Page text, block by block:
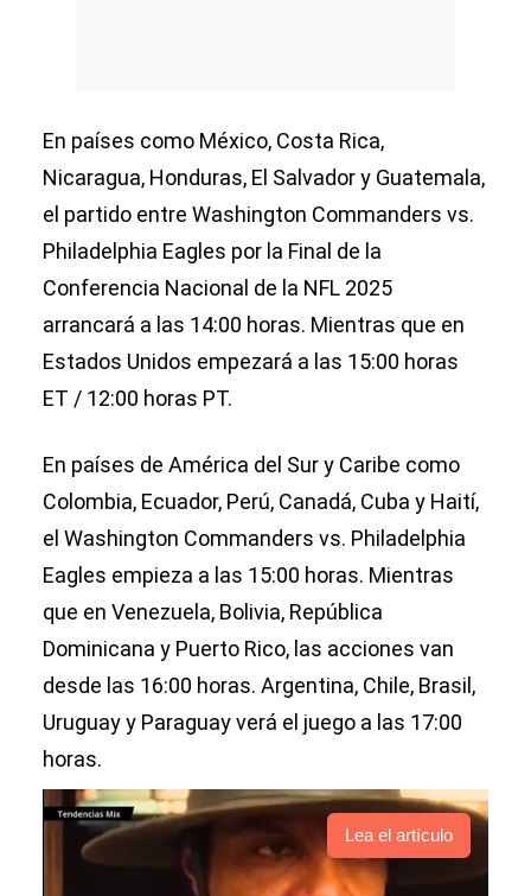
En países como México, Costa Rica,
Nicaragua, Honduras, El Salvador y Guatemala,
el partido entre Washington Commanders vs.
Philadelphia Eagles por la Final de la
Conferencia Nacional de la NFL 2025
arrancará a las 14:00 horas. Mientras que en
Estados Unidos empezará a las 15:00 horas
ET / 12:00 horas PT.
En países de América del Sur y Caribe como
Colombia, Ecuador, Perú, Canadá, Cuba y Haití,
el Washington Commanders vs. Philadelphia
Eagles empieza a las 15:00 horas. Mientras
que en Venezuela, Bolivia, República
Dominicana y Puerto Rico, las acciones van
desde las 16:00 horas. Argentina, Chile, Brasil,
Uruguay y Paraguay verá el juego a las 17:00
horas.
Lea el artículo